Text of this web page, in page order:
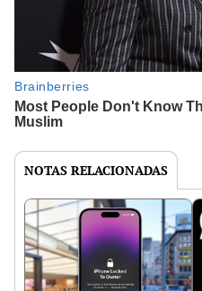
NOTAS RELACIONADAS